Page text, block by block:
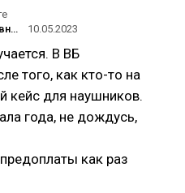
Где покупать в 2023? Сравнение Ozon с Wildberries глазами обычного покупателя
10.05.2023
В ВБ
того, как кто-то на
кейс для наушников.
года, не дождусь,
как раз